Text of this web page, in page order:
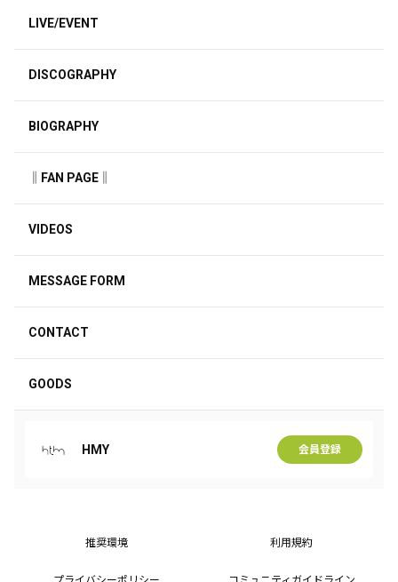
LIVE/EVENT
DISCOGRAPHY
BIOGRAPHY
‖FAN PAGE‖
VIDEOS
MESSAGE FORM
CONTACT
GOODS
HMY 会員登録
推奨環境 利用規約